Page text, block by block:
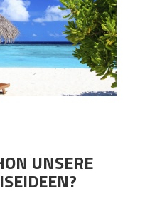
UNSERE